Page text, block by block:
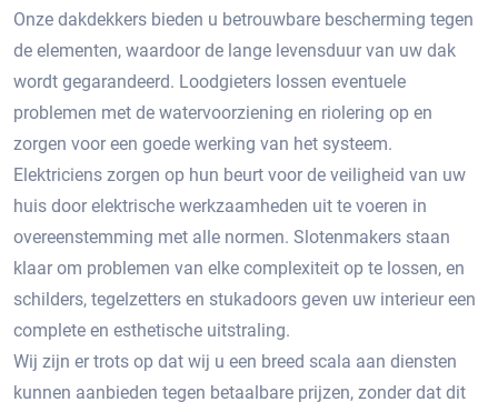
Onze dakdekkers bieden u betrouwbare bescherming tegen
de elementen, waardoor de lange levensduur van uw dak
wordt gegarandeerd. Loodgieters lossen eventuele
problemen met de watervoorziening en riolering op en
zorgen voor een goede werking van het systeem.
Elektriciens zorgen op hun beurt voor de veiligheid van uw
huis door elektrische werkzaamheden uit te voeren in
overeenstemming met alle normen. Slotenmakers staan ​​
klaar om problemen van elke complexiteit op te lossen, en
schilders, tegelzetters en stukadoors geven uw interieur een
complete en esthetische uitstraling.
Wij zijn er trots op dat wij u een breed scala aan diensten
kunnen aanbieden tegen betaalbare prijzen, zonder dat dit